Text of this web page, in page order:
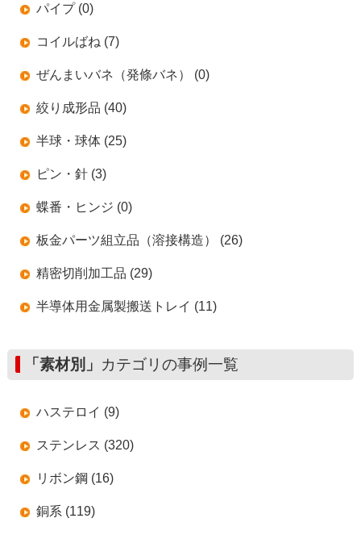
パイプ (0)
コイルばね (7)
ぜんまいバネ（発條バネ） (0)
絞り成形品 (40)
半球・球体 (25)
ピン・針 (3)
蝶番・ヒンジ (0)
板金パーツ組立品（溶接構造） (26)
精密切削加工品 (29)
半導体用金属製搬送トレイ (11)
「素材別」 カテゴリの事例一覧
ハステロイ (9)
ステンレス (320)
リボン鋼 (16)
銅系 (119)